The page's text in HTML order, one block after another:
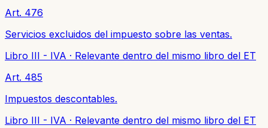
Art. 476
Servicios excluidos del impuesto sobre las ventas.
Libro III - IVA · Relevante dentro del mismo libro del ET
Art. 485
Impuestos descontables.
Libro III - IVA · Relevante dentro del mismo libro del ET